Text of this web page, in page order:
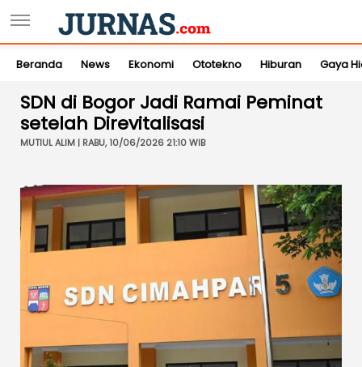
Beranda News Ekonomi Ototekno Hiburan Gaya
SDN di Bogor Jadi Ramai Peminat
setelah Direvitalisasi
MUTIUL ALIM | RABU, 10/06/2026 21:10 WIB